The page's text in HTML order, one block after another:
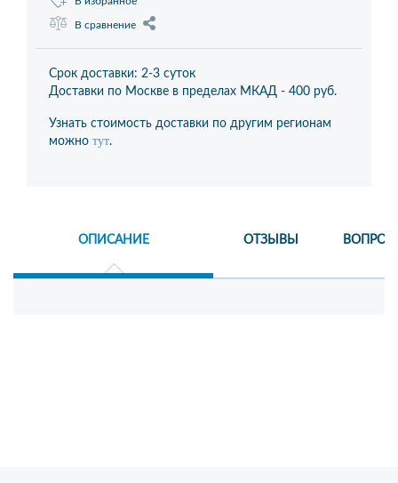
В сравнение
Срок доставки: 2-3 суток
Доставки по Москве в пределах МКАД - 400 руб.
Узнать стоимость доставки по другим регионам
можно тут.
ОПИСАНИЕ ОТЗЫВЫ